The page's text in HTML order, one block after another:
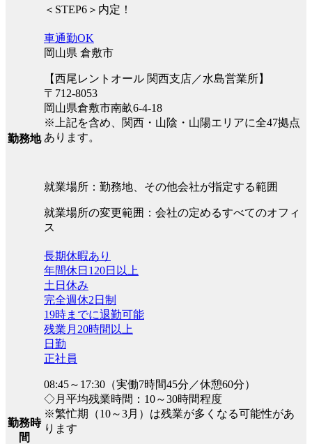
＜STEP6＞内定！
勤務地
車通勤OK
岡山県 倉敷市
【西尾レントオール 関西支店／水島営業所】
〒712-8053
岡山県倉敷市南畝6-4-18
※上記を含め、関西・山陰・山陽エリアに全47拠点
あります。
就業場所：勤務地、その他会社が指定する範囲
就業場所の変更範囲：会社の定めるすべてのオフィ
ス
勤務時
間
長期休暇あり
年間休日120日以上
土日休み
完全週休2日制
19時までに退勤可能
残業月20時間以上
日勤
正社員
08:45～17:30（実働7時間45分／休憩60分）
◇月平均残業時間：10～30時間程度
※繁忙期（10～3月）は残業が多くなる可能性があ
ります